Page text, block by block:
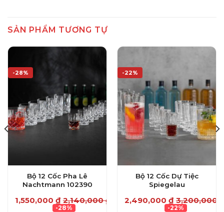
SẢN PHẨM TƯƠNG TỰ
-28%
Bộ 12 Cốc Pha Lê
Nachtmann 102390
1,550,000 ₫ 2,140,000₫
-28%
-22%
Bộ 12 Cốc Dự Tiệc
Spiegelau
2,490,000 ₫ 3,200,000
-22%